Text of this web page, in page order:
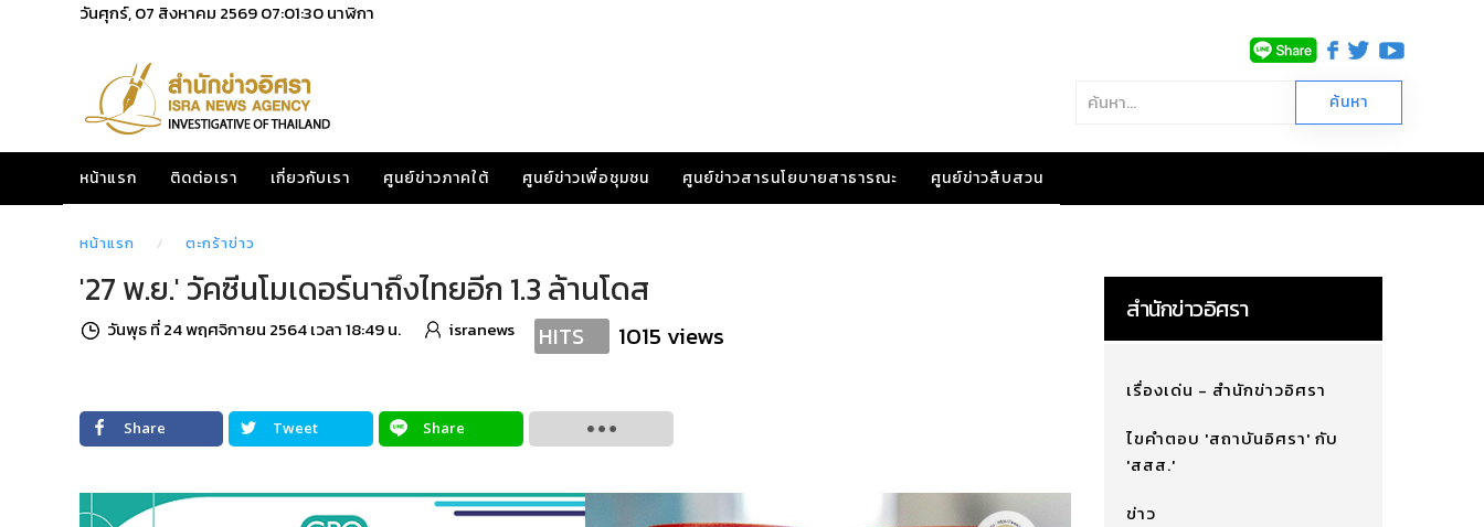
วันศุกร์, 07 สิงหาคม 256907:01:31นาฬิกา
หน้าแรก ติดต่อเรา เกี่ยวกับเรา ศูนย์ข่าวภาคใต้ ศูนย์ข่าวเพื่อชุมชน ศูนย์ข่าวสารนโยบายสาธารณะ ศูนย์ข่าวสืบสวน
หน้าแรก ตะกร้าข่าว
'27 พ.ย.' วัคซีนโมเดอร์นาถึงไทยอีก 1.3 ล้านโดส
วันพุธ ที่ 24 พฤศจิกายน 2564 เวลา 18:49 น. isranews HITS 1015 views
Share Tweet Share
สำนักข่าวอิศรา
เรื่องเด่น - สำนักข่าวอิศรา
ไขคำตอบ 'สถาบันอิศรา' กับ
'สสส.'
ข่าว